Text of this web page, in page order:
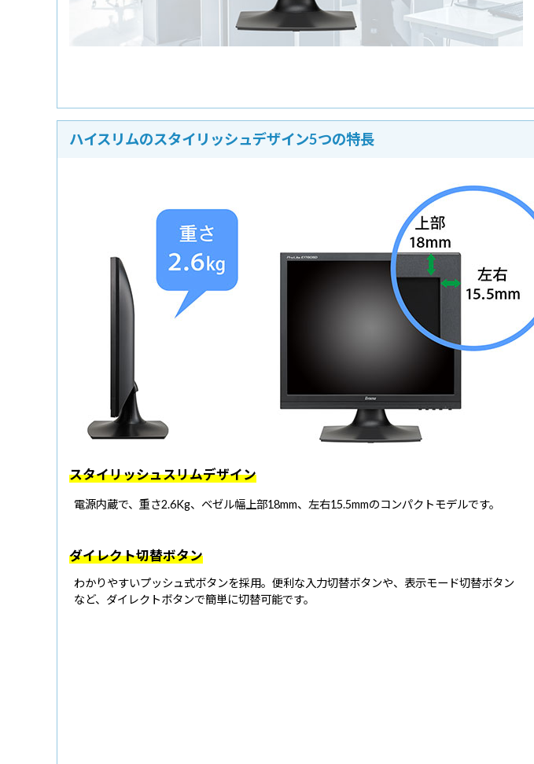
ハイスリムのスタイリッシュデザイン5つの特長
スタイリッシュスリムデザイン
電源内蔵で、重さ2.6Kg、ベゼル幅上部18mm、左右15.5mmのコンパクトモデルです。
ダイレクト切替ボタン
わかりやすいプッシュ式ボタンを採用。便利な入力切替ボタンや、表示モード切替ボタン
など、ダイレクトボタンで簡単に切替可能です。